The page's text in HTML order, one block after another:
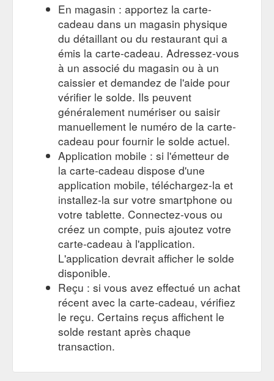
En magasin : apportez la carte-
cadeau dans un magasin physique
du détaillant ou du restaurant qui a
émis la carte-cadeau. Adressez-vous
à un associé du magasin ou à un
caissier et demandez de l'aide pour
vérifier le solde. Ils peuvent
généralement numériser ou saisir
manuellement le numéro de la carte-
cadeau pour fournir le solde actuel.
Application mobile : si l'émetteur de
la carte-cadeau dispose d'une
application mobile, téléchargez-la et
installez-la sur votre smartphone ou
votre tablette. Connectez-vous ou
créez un compte, puis ajoutez votre
carte-cadeau à l'application.
L'application devrait afficher le solde
disponible.
Reçu : si vous avez effectué un achat
récent avec la carte-cadeau, vérifiez
le reçu. Certains reçus affichent le
solde restant après chaque
transaction.